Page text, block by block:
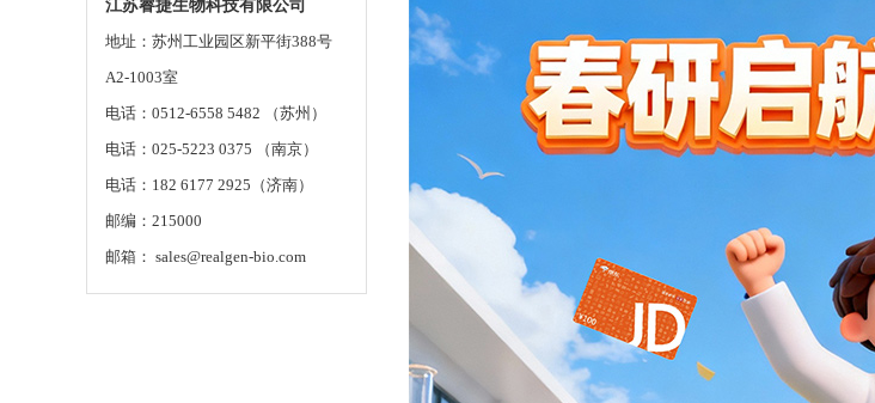
江苏睿捷生物科技有限公司
地址：苏州工业园区新平街388号
A2-1003室
电话：0512-6558 5482 （苏州）
电话：025-5223 0375 （南京）
电话：182 6177 2925（济南）
邮编：215000
邮箱： sales@realgen-bio.com